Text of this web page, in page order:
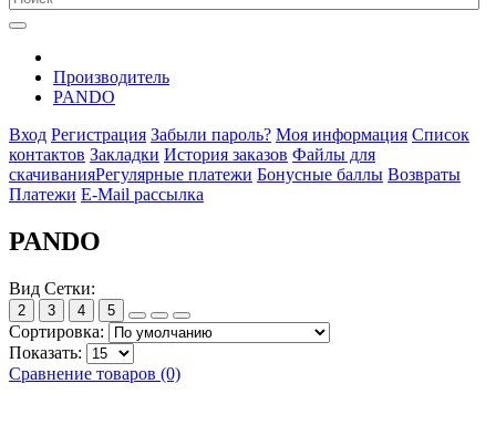
Производитель
PANDO
Вход Регистрация Забыли пароль? Моя информация Список
контактов Закладки История заказов Файлы для
скачиванияРегулярные платежи Бонусные баллы Возвраты
Платежи E-Mail рассылка
PANDO
Вид Сетки:
2 3 4 5
Сортировка:
Показать:
Сравнение товаров (0)